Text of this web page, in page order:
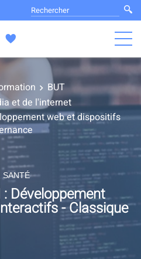
BUT
et de l'internet
web et dispositifs
SANTÉ
Développement
- Classique